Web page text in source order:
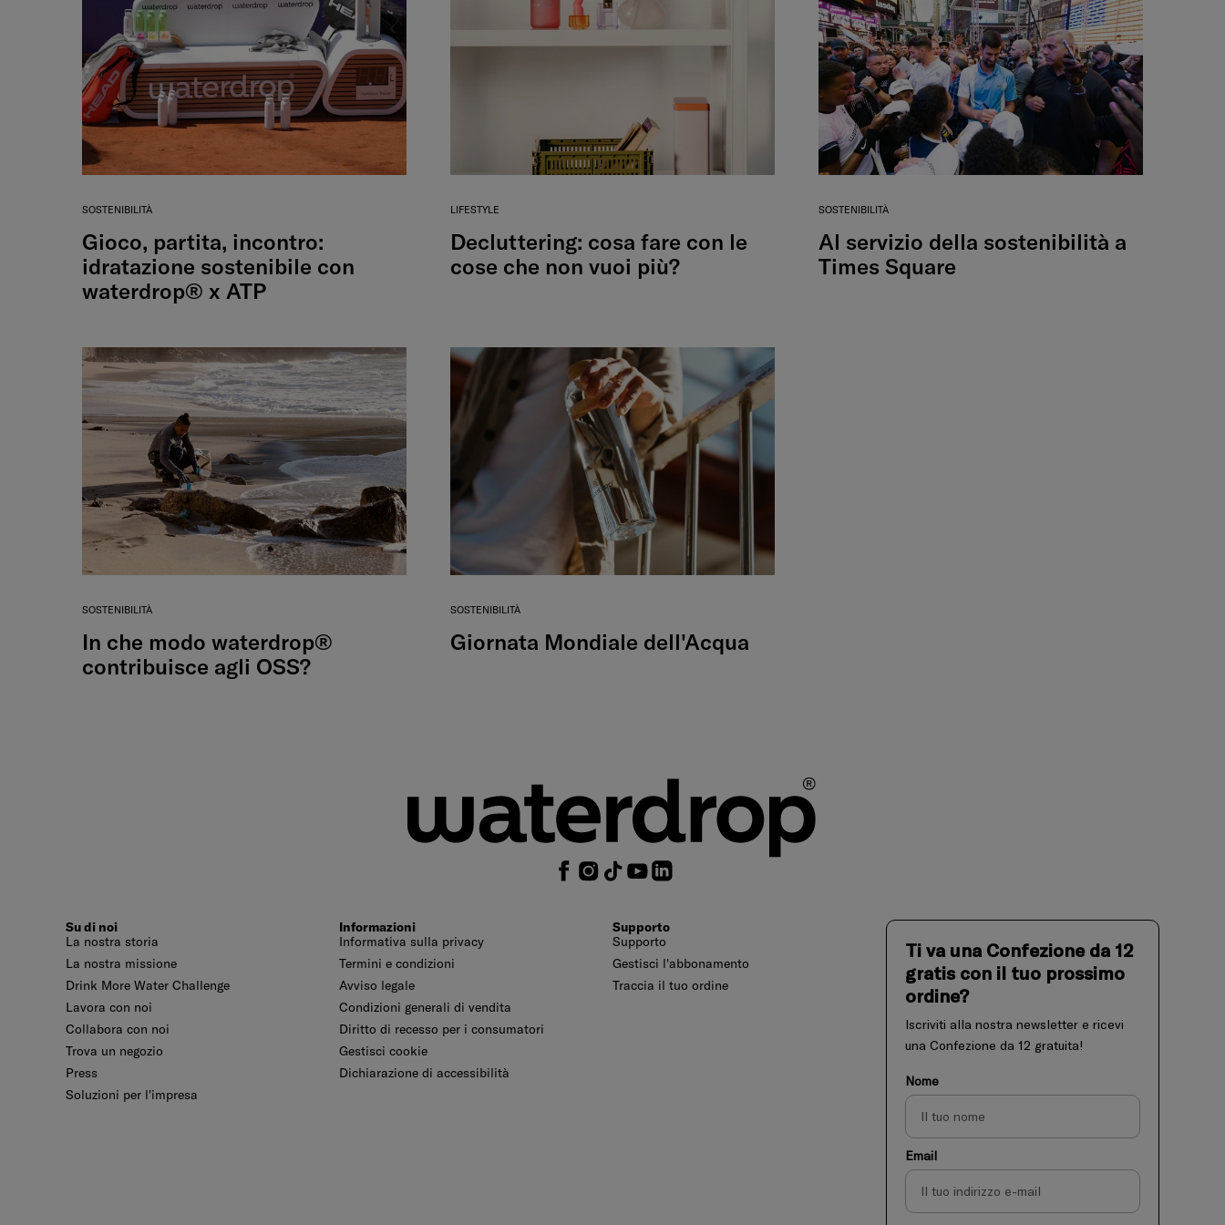
SOSTENIBILITÀ
Gioco, partita, incontro:
idratazione sostenibile con
waterdrop® x ATP
LIFESTYLE
Decluttering: cosa fare con le
cose che non vuoi più?
SOSTENIBILITÀ
Al servizio della sostenibilità a
Times Square
SOSTENIBILITÀ
In che modo waterdrop®
contribuisce agli OSS?
SOSTENIBILITÀ
Giornata Mondiale dell'Acqua
Su di noi
La nostra storia
La nostra missione
Drink More Water Challenge
Lavora con noi
Collabora con noi
Trova un negozio
Press
Soluzioni per l'impresa
Informazioni
Informativa sulla privacy
Termini e condizioni
Avviso legale
Condizioni generali di vendita
Diritto di recesso per i consumatori
Gestisci cookie
Dichiarazione di accessibilità
Supporto
Supporto
Gestisci l'abbonamento
Traccia il tuo ordine
Ti va una Confezione da 12
gratis con il tuo prossimo
ordine?
Iscriviti alla nostra newsletter e ricevi
una Confezione da 12 gratuita!
Nome
Email